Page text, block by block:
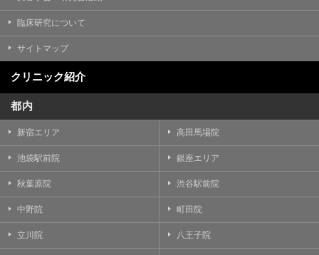
臨床研究について
サイトマップ
クリニック紹介
都内
新宿エリア 高田馬場院
池袋駅前院 銀座エリア
秋葉原院 渋谷駅前院
中野院 町田院
立川院 八王子院